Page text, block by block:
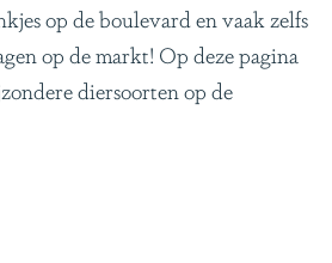
op de boulevard en vaak zelfs
op de markt! Op deze pagina
diersoorten op de